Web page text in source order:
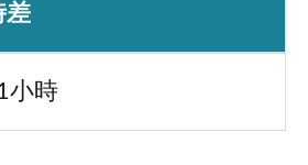
差
小時